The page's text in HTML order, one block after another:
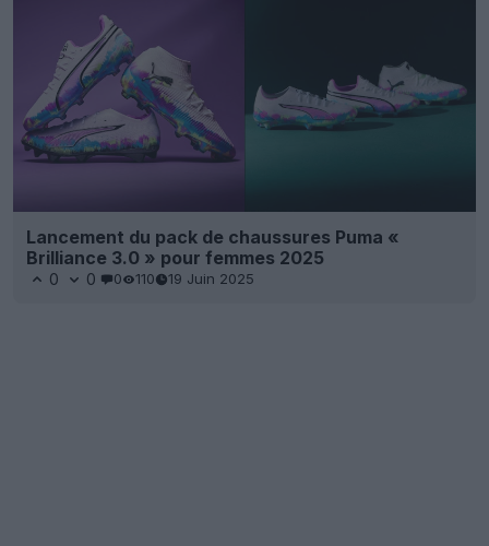
Lancement du pack de chaussures Puma «
Brilliance 3.0 » pour femmes 2025
0 0 0 110 19 Juin 2025